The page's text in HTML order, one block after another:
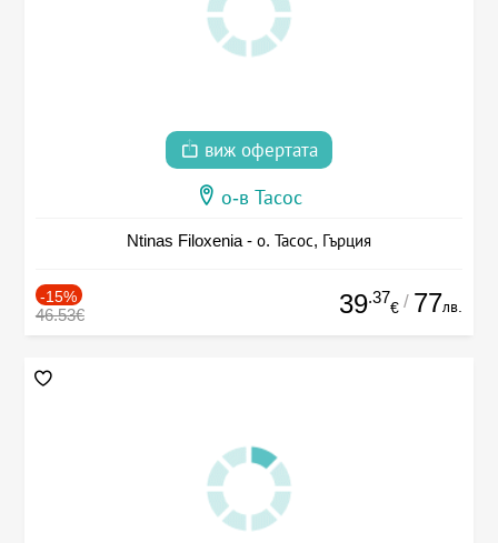
виж офертата
о-в Тасос
Ntinas Filoxenia - о. Тасос, Гърция
-15%
46.53€ 39.37
€ / 77лв.